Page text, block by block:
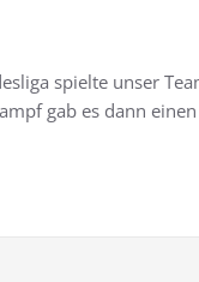
spielte unser
gab es dann